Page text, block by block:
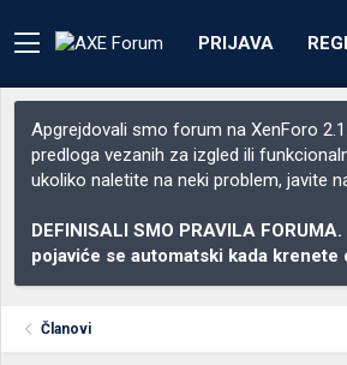
PRIJAVA
Apgrejdovali smo forum na XenForo
predloga vezanih za izgled ili
ukoliko naletite na neki problem, javite
DEFINISALI SMO PRAVILA
pojaviće se automatski kada krenete
Članovi